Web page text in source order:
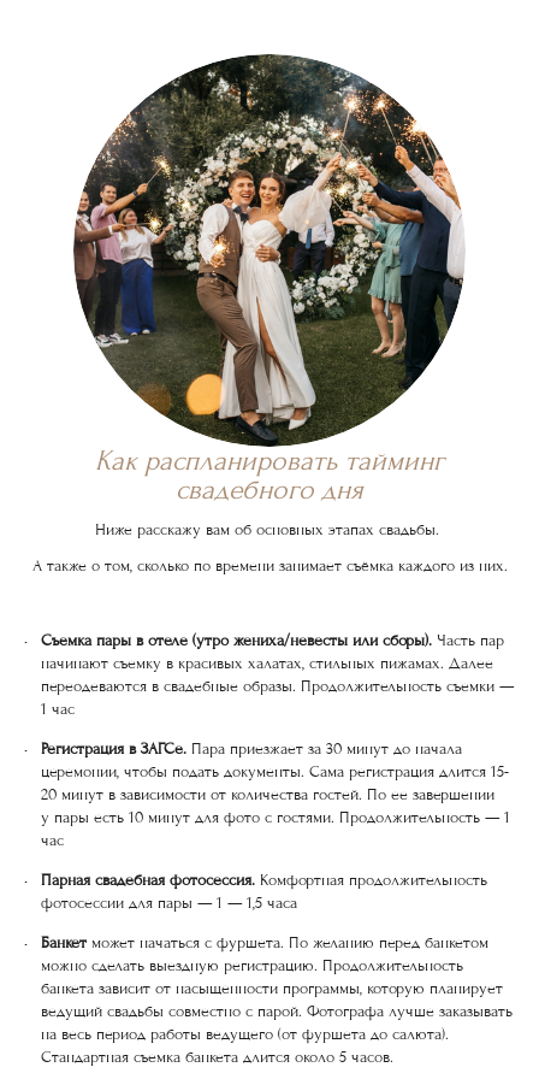
Как распланировать тайминг
свадебного дня
Ниже расскажу вам об основных этапах свадьбы.
А также о том, сколько по времени занимает съёмка каждого из них.
Съемка пары в отеле (утро жениха/невесты или сборы). Часть пар
начинают съемку в красивых халатах, стильных пижамах. Далее
переодеваются в свадебные образы. Продолжительность съемки —
1 час
Регистрация в ЗАГСе. Пара приезжает за 30 минут до начала
церемонии, чтобы подать документы. Сама регистрация длится 15-
20 минут в зависимости от количества гостей. По ее завершении
у пары есть 10 минут для фото с гостями. Продолжительность — 1
час
Парная свадебная фотосессия. Комфортная продолжительность
фотосессии для пары — 1 — 1,5 часа
Банкет может начаться с фуршета. По желанию перед банкетом
можно сделать выездную регистрацию. Продолжительность
банкета зависит от насыщенности программы, которую планирует
ведущий свадьбы совместно с парой. Фотографа лучше заказывать
на весь период работы ведущего (от фуршета до салюта).
Стандартная съемка банкета длится около 5 часов.